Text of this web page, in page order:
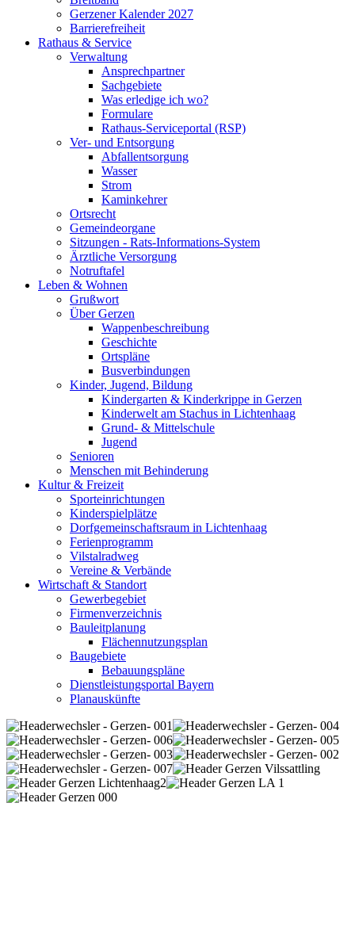
Gerzener Kalender 2027
Barrierefreiheit
Rathaus & Service
Verwaltung
Ansprechpartner
Sachgebiete
Was erledige ich wo?
Formulare
Rathaus-Serviceportal (RSP)
Ver- und Entsorgung
Abfallentsorgung
Wasser
Strom
Kaminkehrer
Ortsrecht
Gemeindeorgane
Sitzungen - Rats-Informations-System
Ärztliche Versorgung
Notruftafel
Leben & Wohnen
Grußwort
Über Gerzen
Wappenbeschreibung
Geschichte
Ortspläne
Busverbindungen
Kinder, Jugend, Bildung
Kindergarten & Kinderkrippe in Gerzen
Kinderwelt am Stachus in Lichtenhaag
Grund- & Mittelschule
Jugend
Senioren
Menschen mit Behinderung
Kultur & Freizeit
Sporteinrichtungen
Kinderspielplätze
Dorfgemeinschaftsraum in Lichtenhaag
Ferienprogramm
Vilstalradweg
Vereine & Verbände
Wirtschaft & Standort
Gewerbegebiet
Firmenverzeichnis
Bauleitplanung
Flächennutzungsplan
Baugebiete
Bebauungspläne
Dienstleistungsportal Bayern
Planauskünfte